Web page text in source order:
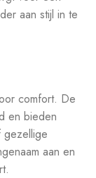
aan stijl in te
comfort. De
en bieden
gezellige
aan en